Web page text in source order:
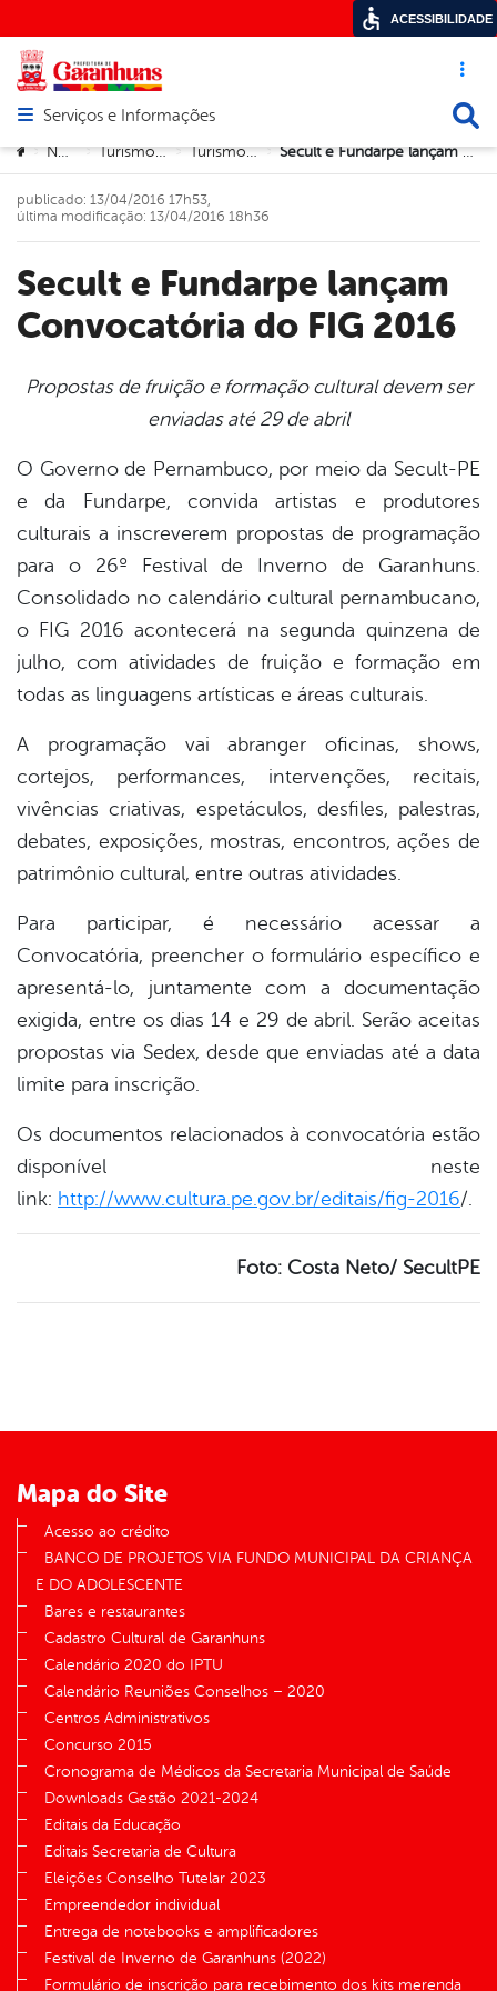
Acesso
Abrir menu principal de navegação
Serviços e Informações
Você está aqui:
> Notícias > Turismo e Cultura > Turismo e Cultura > Secult e Fundarpe lançam Convocatória do FIG 2016
Secult e Fundarpe lançam
Convocatória do FIG 2016
publicado: 13/04/2016 17h53,
última modificação: 13/04/2016 18h36
Propostas de fruição e formação cultural devem ser
enviadas até 29 de abril
O Governo de Pernambuco, por meio da Secult-PE
e da Fundarpe, convida artistas e produtores
culturais a inscreverem propostas de programação
para o 26º Festival de Inverno de Garanhuns.
Consolidado no calendário cultural pernambucano,
o FIG 2016 acontecerá na segunda quinzena de
julho, com atividades de fruição e formação em
todas as linguagens artísticas e áreas culturais.
A programação vai abranger oficinas, shows,
cortejos, performances, intervenções, recitais,
vivências criativas, espetáculos, desfiles, palestras,
debates, exposições, mostras, encontros, ações de
patrimônio cultural, entre outras atividades.
Para participar, é necessário acessar a
Convocatória, preencher o formulário específico e
apresentá-lo, juntamente com a documentação
exigida, entre os dias 14 e 29 de abril. Serão aceitas
propostas via Sedex, desde que enviadas até a data
limite para inscrição.
Os documentos relacionados à convocatória estão
disponível neste
link: http://www.cultura.pe.gov.br/editais/fig-2016/.
Foto: Costa Neto/ SecultPE
Mapa do Site
Acesso ao crédito
BANCO DE PROJETOS VIA FUNDO MUNICIPAL DA CRIANÇA
E DO ADOLESCENTE
Bares e restaurantes
Cadastro Cultural de Garanhuns
Calendário 2020 do IPTU
Calendário Reuniões Conselhos – 2020
Centros Administrativos
Concurso 2015
Cronograma de Médicos da Secretaria Municipal de Saúde
Downloads Gestão 2021-2024
Editais da Educação
Editais Secretaria de Cultura
Eleições Conselho Tutelar 2023
Empreendedor individual
Entrega de notebooks e amplificadores
Festival de Inverno de Garanhuns (2022)
Formulário de inscrição para recebimento dos kits merenda
ACESSIBILIDADE